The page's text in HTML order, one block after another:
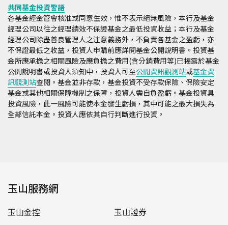
共同基金投資警語
各基金經金管會核准或同意生效，惟不表示絕無風險，本行及基金
經理公司以往之經理績效不保證基金之最低投資收益；本行及基金
經理公司除盡善良管理人之注意義務外，不負責各基金之盈虧，亦
不保證最低之收益，投資人申購前應詳閱基金公開說明書。投資基
金所應承擔之相關風險及應負擔之費用(含分銷費用等)已揭露於基金
公開說明書或投資人須知中，投資人可至公開資訊觀測站或基金資
訊觀測站查閱。基金並非存款，基金投資不受存款保險、保險安定
基金或其他相關保障機制之保障，投資人需自負盈虧。基金投資具
投資風險，此一風險可能使本金發生虧損，其中可能之最大損失為
全部信託本金。投資人應依其自行判斷進行投資。
玉山服務網
玉山金控
玉山證券